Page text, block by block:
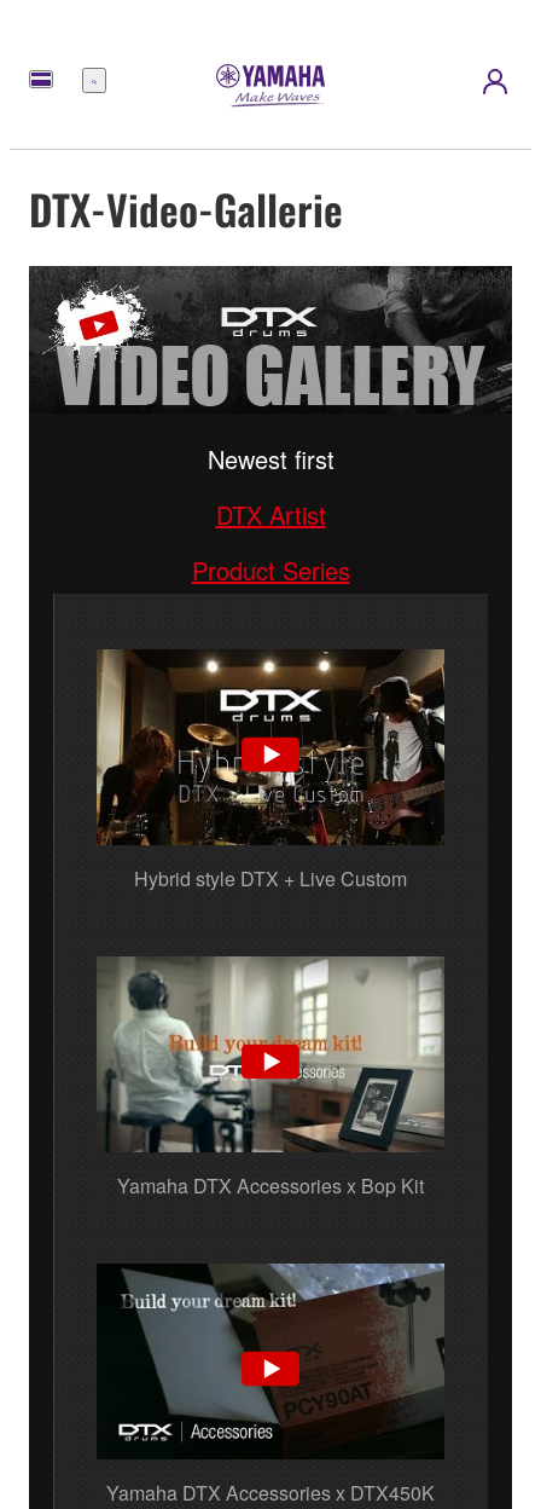
Menü
DTX-Video-Gallerie
Newest first
DTX Artist
Product Series
Hybrid style DTX + Live Custom
Yamaha DTX Accessories x Bop Kit
Yamaha DTX Accessories x DTX450K